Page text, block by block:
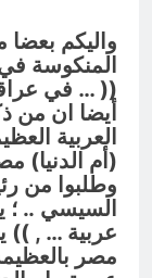
واليكم بعضا
المنكوسة
(( … في
أيضا ان من
العربية
(أم الدنيا)
وطلبوا من
السيسي .. ؛
عربية … , ))
مصر